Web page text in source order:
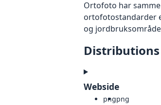
Ortofoto har
ortofotostandarder
og
Distributions
Webside
pngpng